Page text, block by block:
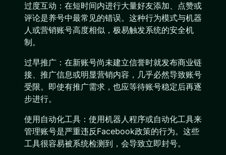
过度互动：在短时间内进行大量好友添加、点赞或
评论是养号中最常见的错误。这种行为模式与机器
人或营销账号高度相似，极易触发系统的安全机
制。
过早推广：在新账号尚未建立信誉时就发布商业链
接、推广信息或明显营销内容，几乎必然导致账号
受限。即使有推广需求，也应等待账号稳定后再逐
步进行。
使用自动化工具：使用机器人程序或自动化工具来
管理账号是严重违反Facebook政策的行为。这些
工具很容易被系统检测到，会导致立即封号。